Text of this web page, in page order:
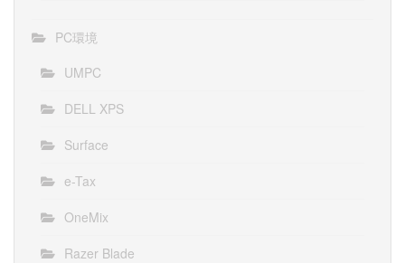
PC環境
UMPC
DELL XPS
Surface
e-Tax
OneMix
Razer Blade